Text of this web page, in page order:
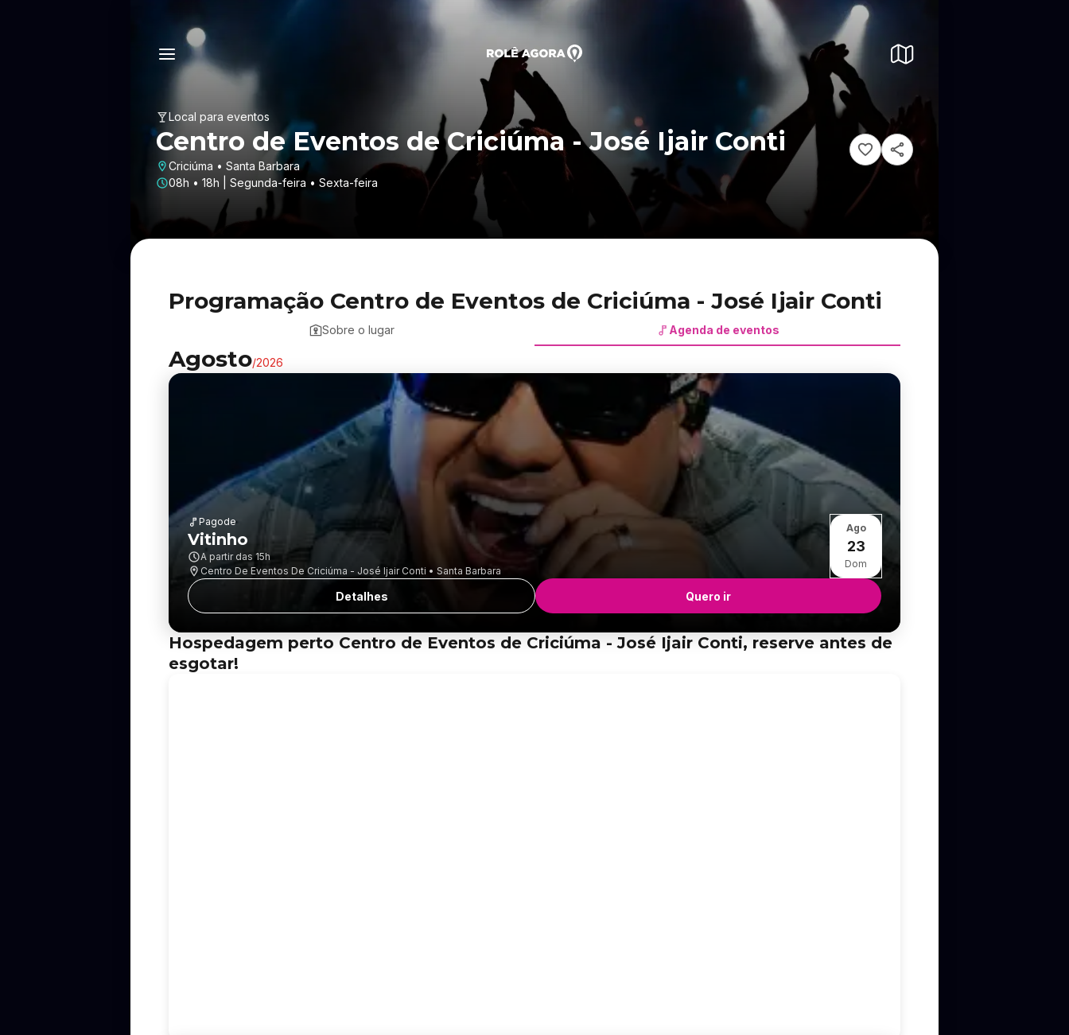
Local para eventos
Centro de Eventos de Criciúma - José Ijair Conti
Criciúma • Santa Barbara
08h • 18h | Segunda-feira • Sexta-feira
Programação Centro de Eventos de Criciúma - José Ijair Conti
Sobre o lugar Agenda de eventos
Agosto/2026
Pagode
Vitinho
A partir das 15h
Centro De Eventos De Criciúma - José Ijair Conti • Santa Barbara
Ago
23
Dom
Detalhes Quero ir
Hospedagem perto Centro de Eventos de Criciúma - José Ijair Conti, reserve antes de
esgotar!